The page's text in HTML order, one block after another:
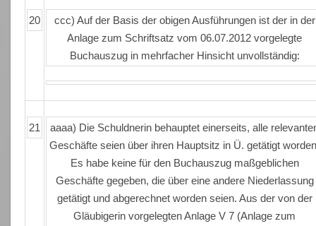
20
ccc) Auf der Basis der obigen Ausführungen ist der in der
Anlage zum Schriftsatz vom 06.07.2012 vorgelegte
Buchauszug in mehrfacher Hinsicht unvollständig:
21
aaaa) Die Schuldnerin behauptet einerseits, alle
Geschäfte seien über ihren Hauptsitz in Ü. getätigt
Es habe keine für den Buchauszug maßgeblichen
Geschäfte gegeben, die über eine andere Niederlassung
getätigt und abgerechnet worden seien. Aus der von der
Gläubigerin vorgelegten Anlage V 7 (Anlage zum